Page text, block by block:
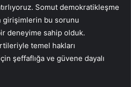
Somut demokratikleşme
girişimlerin bu sorunu
deneyime sahip olduk.
temel hakları
şeffaflığa ve güvene dayalı